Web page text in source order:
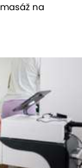
na